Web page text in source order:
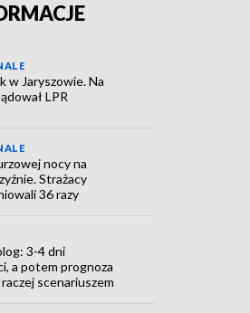
w Jaryszowie. Na
LPR
nocy na
Strażacy
36 razy
3-4 dni
a potem prognoza
scenariuszem